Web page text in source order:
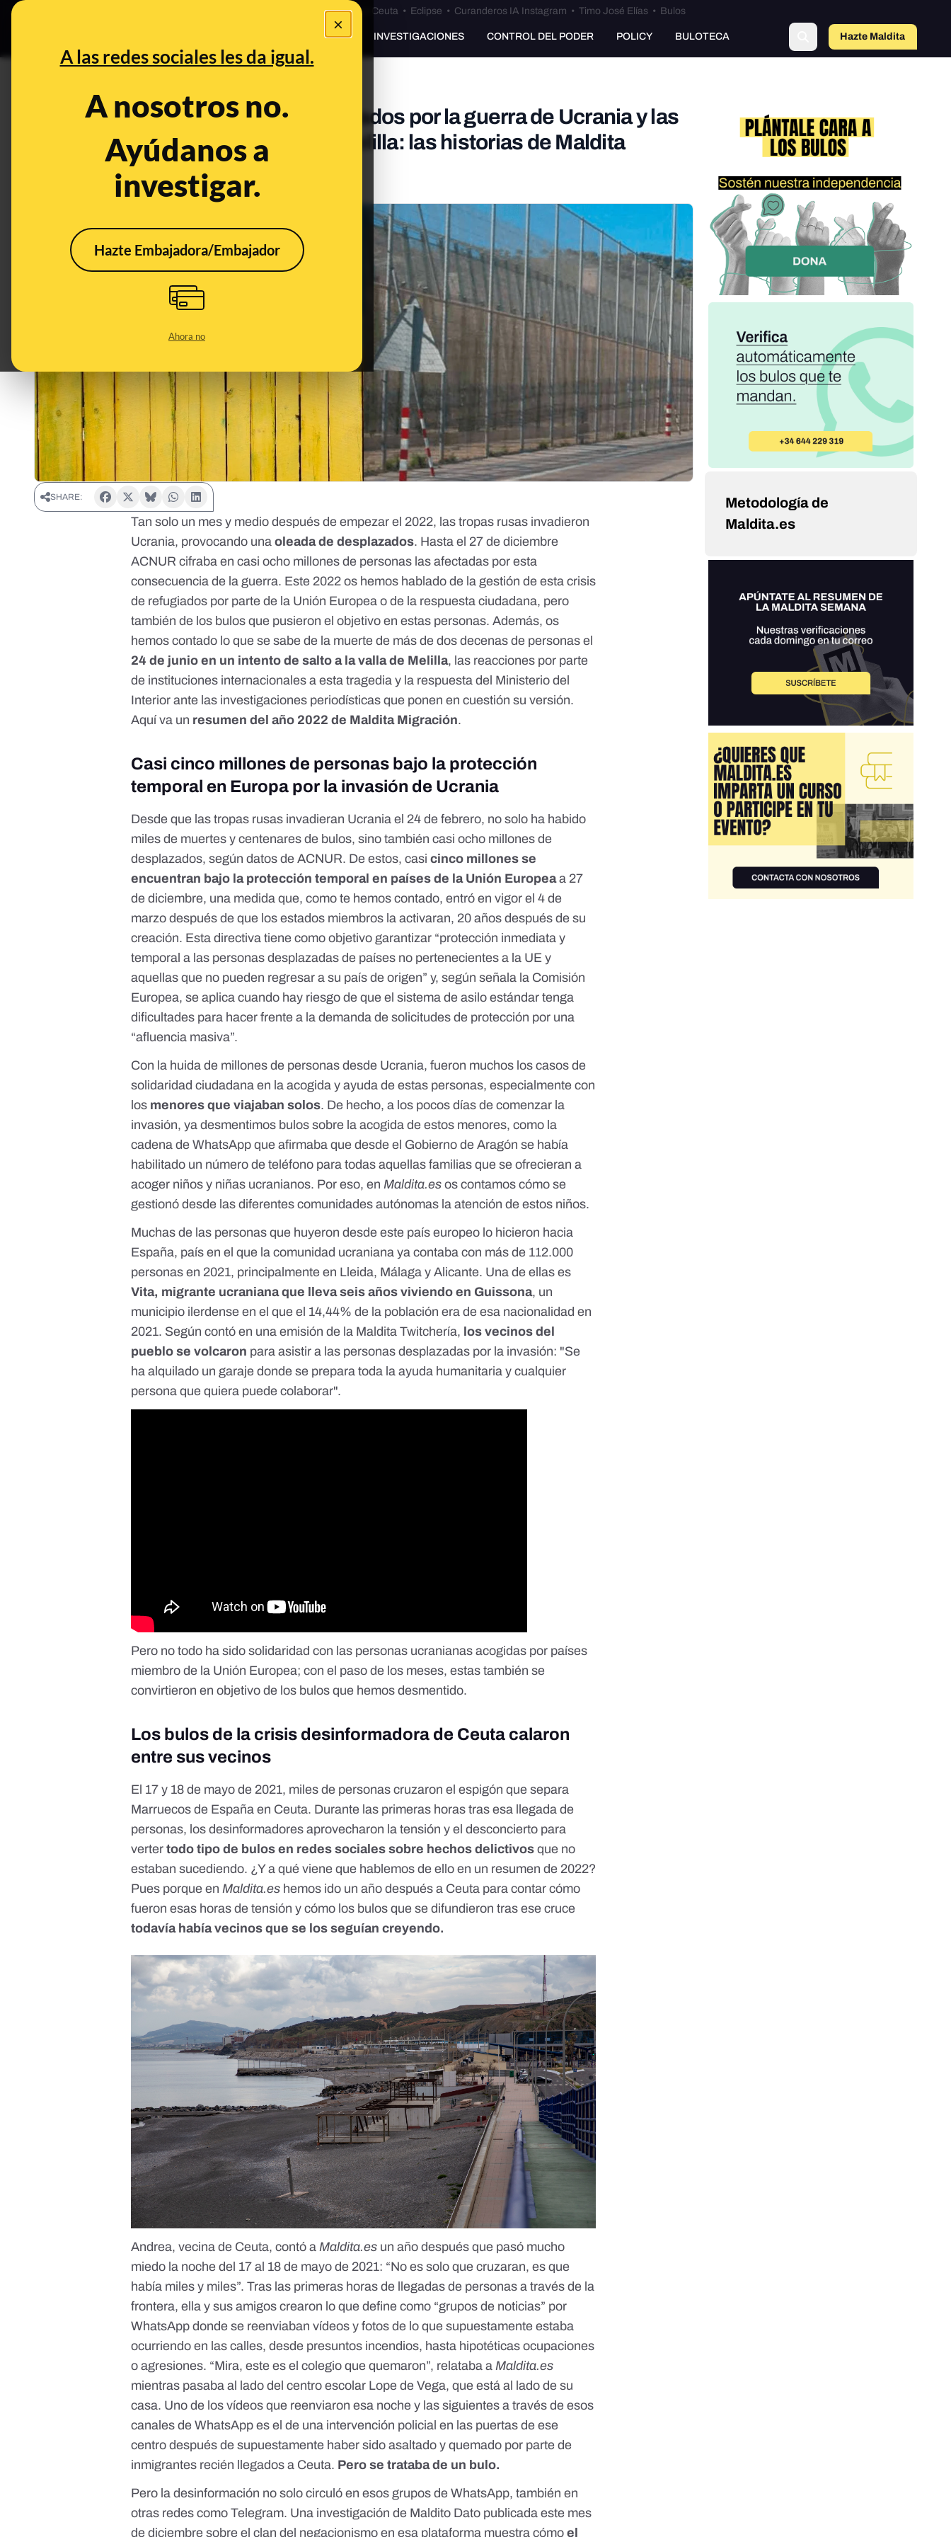
×
A las redes sociales les da igual.
A nosotros no.
Ayúdanos a
investigar.
Hazte Embajadora/Embajador
Ahora no
Especial Ceuta•Bulos Ceuta • Eclipse • Curanderos IA Instagram • Timo José Elías • Bulos
PREBUNKING INVESTIGACIONES CONTROL DEL PODER POLICY BULOTECA Hazte Maldito
Los casi ocho millones de desplazados por la guerra de Ucrania y las
muertes por el salto a la valla de Melilla: las historias de Maldita
Migración en 2022
Dec 30, 2022, 2:12:49 PM
SHARE:
Tan solo un mes y medio después de empezar el 2022, lastropas rusas invadieron
Ucrania, provocando unaoleada de desplazados. Hasta el 27 de diciembre
ACNUR cifraba en casi ocho millones de personas las afectadas por esta
consecuencia de la guerra. Este 2022 os hemos hablado de la gestión de esta crisis
de refugiados por parte de la Unión Europea o de la respuesta ciudadana, pero
también de los bulos que pusieron el objetivo en estas personas. Además, os
hemos contado lo que se sabe de la muerte de más de dos decenas de personas el
24 de junio en un intento de salto a la valla de Melilla, las reacciones por parte
de instituciones internacionales a esta tragedia y la respuesta del Ministerio del
Interior ante las investigaciones periodísticas que ponen en cuestión su versión.
Aquí va un resumen del año 2022 de Maldita Migración.
Casi cinco millones de personas bajo la protección
temporal en Europa por la invasión de Ucrania
Desde que las tropas rusas invadieran Ucrania el 24 de febrero, no solo ha habido
miles de muertes y centenares de bulos, sino también casi ocho millones de
desplazados, segúndatos de ACNUR. De estos, casicinco millones se
encuentran bajo la protección temporal en países de la Unión Europeaa 27
de diciembre, una medida que,como te hemos contado, entró en vigor el 4 de
marzo después de que los estados miembros la activaran, 20 años después de su
creación. Esta directiva tiene como objetivo garantizar “protección inmediata y
temporal a las personas desplazadas de países no pertenecientes a la UE y
aquellas que no pueden regresar a su país de origen” y, según señala la Comisión
Europea, se aplica cuando hay riesgo de que el sistema de asilo estándar tenga
dificultades para hacer frente a la demanda de solicitudes de protección por una
“afluencia masiva”.
Con la huida de millones de personas desde Ucrania, fueron muchos los casos de
solidaridad ciudadana en la acogida y ayuda de estas personas, especialmente con
los menores que viajaban solos. De hecho, a los pocos días de comenzar la
invasión, ya desmentimos bulos sobre la acogida de estos menores, como la
cadena de WhatsApp que afirmaba que desde el Gobierno de Aragón se había
habilitado un número de teléfono para todas aquellas familias que se ofrecieran a
acoger niños y niñas ucranianos. Por eso, enMaldita.es os contamos cómo se
gestionó desde las diferentes comunidades autónomas la atención de estos niños.
Muchas de las personas que huyeron desde este país europeo lo hicieron hacia
España, país en el que la comunidad ucranianaya contaba con más de 112.000
personas en 2021, principalmente en Lleida, Málaga y Alicante. Una de ellas es
Vita, migrante ucraniana que lleva seis años viviendo en Guissona, un
municipio ilerdense en el que el 14,44% de la población era de esa nacionalidad en
2021. Según contó en una emisión de la Maldita Twitchería, los vecinos del
pueblo se volcaron para asistir a las personas desplazadas por la invasión: "Se
ha alquilado un garaje donde se prepara toda la ayuda humanitaria y cualquier
persona que quiera puede colaborar".
Pero no todo ha sido solidaridad con las personas ucranianas acogidas por países
miembro de la Unión Europea; con el paso de los meses, estas tambiénse
convirtieron en objetivo de los bulos que hemos desmentido.
Los bulos de la crisis desinformadora de Ceuta calaron
entre sus vecinos
El 17 y 18 de mayo de 2021, miles de personas cruzaron el espigón que separa
Marruecos de España en Ceuta. Durante las primeras horas tras esa llegada de
personas, los desinformadores aprovecharon la tensión y el desconcierto para
verter todo tipo de bulos en redes sociales sobre hechos delictivos que no
estaban sucediendo. ¿Y a qué viene que hablemos de ello en un resumen de 2022?
Pues porque enMaldita.es hemos ido un año después a Ceuta para contar cómo
fueron esas horas de tensión y cómo los bulos que se difundieron tras ese cruce
todavía había vecinos que se los seguían creyendo.
Andrea, vecina de Ceuta, contó aMaldita.es un año después que pasó mucho
miedo la noche del 17 al 18 de mayo de 2021: “No es solo que cruzaran, es que
había miles y miles”. Tras las primeras horas de llegadas de personas a través de la
frontera, ella y sus amigos crearon lo que define como “grupos de noticias” por
WhatsApp donde se reenviaban vídeos y fotos de lo que supuestamente estaba
ocurriendo en las calles, desde presuntos incendios, hasta hipotéticas ocupaciones
o agresiones. “Mira, este es el colegio que quemaron”, relataba aMaldita.es
mientras pasaba al lado del centro escolar Lope de Vega, que está al lado de su
casa. Uno de los vídeos que reenviaron esa noche y las siguientes a través de esos
canales de WhatsApp es el de una intervención policial en las puertas de ese
centro después de supuestamente haber sido asaltado y quemado por parte de
inmigrantes recién llegados a Ceuta. Pero se trataba de un bulo.
Pero la desinformación no solo circuló en esos grupos de WhatsApp, también en
otras redes como Telegram. Una investigación de Maldito Dato publicada este mes
de diciembre sobre el clan del negacionismo en esa plataforma muestra cómoel
Metodología de
Maldita.es